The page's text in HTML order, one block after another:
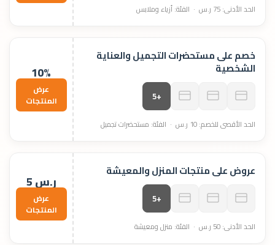
الحد الأدنى: 75 ر.س · الفئة: أزياء وملابس
خصم على مستحضرات التجميل والعناية
الشخصية
+5
الحد الأقصى للخصم: 10 ر.س · الفئة: مستحضرات تجميل
10%
عرض
المنتجات
عروض على منتجات المنزل والمعيشة
+5
الحد الأدنى: 50 ر.س · الفئة: منزل ومعيشة
5 ر.س
عرض
المنتجات